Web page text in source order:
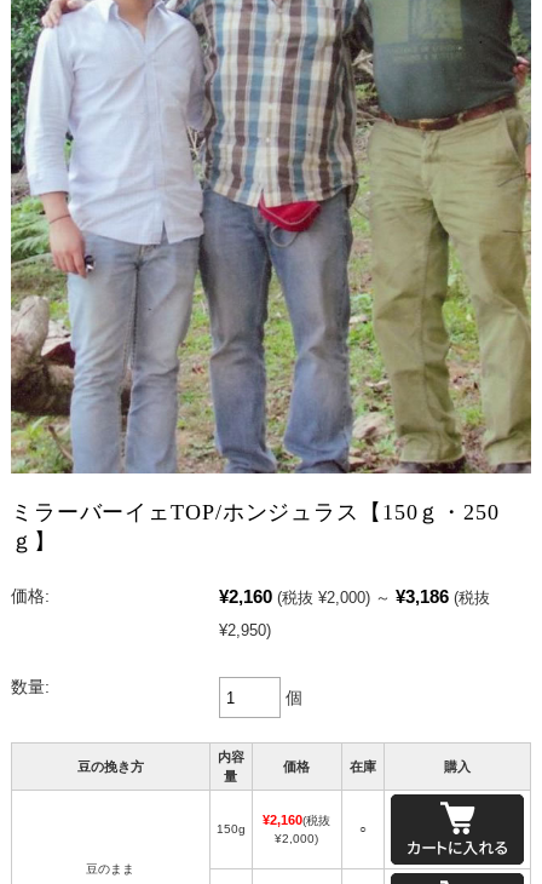
ミラーバーイェTOP/ホンジュラス【150ｇ・250
ｇ】
価格: ¥2,160 (税抜 ¥2,000) ～ ¥3,186 (税抜
¥2,950)
数量:
個
豆の挽き方
内容
量
価格 在庫 購入
豆のまま
150g
¥2,160(税抜
¥2,000)
○